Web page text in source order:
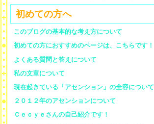
初めての方へ
このブログの基本的な考え方について
初めての方におすすめのページは、こちらです！
よくある質問と答えについて
私の文章について
現在起きている「アセンション」の全容について
２０１２年のアセンションについて
Ｃｅｃｙｅさんの自己紹介です！